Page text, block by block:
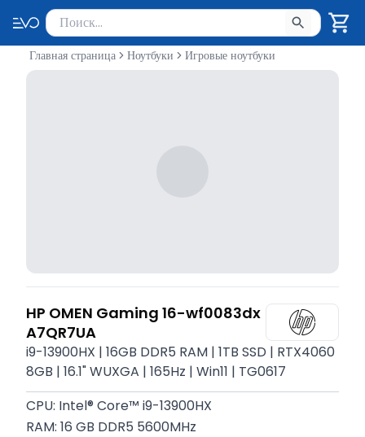
Поиск товаров
Введите минимум 2 символа для поиска. Нажмите Enter
Главная страница Ноутбуки Игровые ноутбуки
HP OMEN Gaming 16-wf0083dx
A7QR7UA
i9-13900HX | 16GB DDR5 RAM | 1TB SSD | RTX4060
8GB | 16.1" WUXGA | 165Hz | Win11 | TG0617
CPU: Intel® Core™ i9-13900HX
RAM: 16 GB DDR5 5600MHz